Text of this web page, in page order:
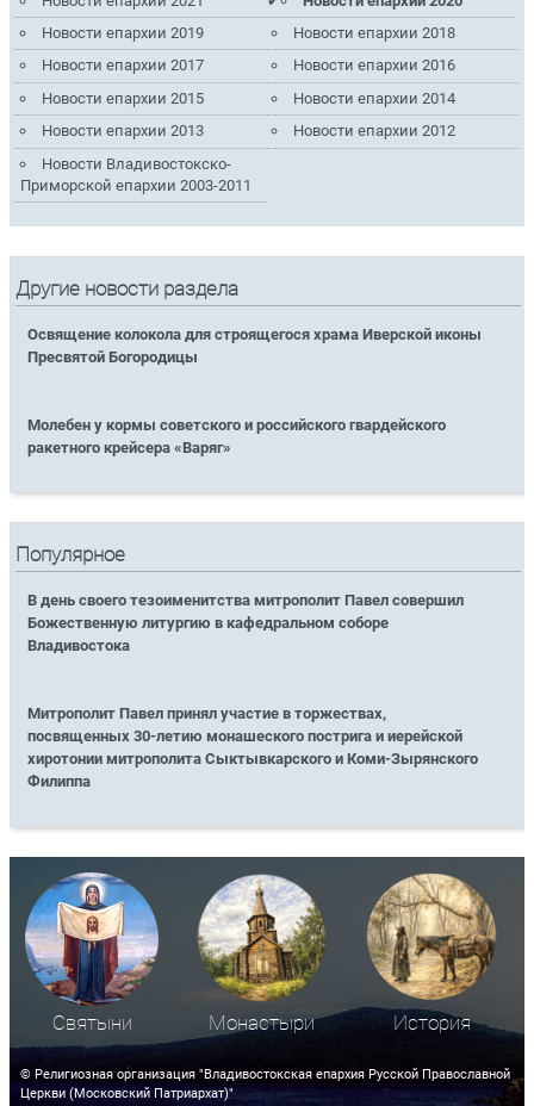
Новости епархии 2019
Новости епархии 2018
Новости епархии 2017
Новости епархии 2016
Новости епархии 2015
Новости епархии 2014
Новости епархии 2013
Новости епархии 2012
Новости Владивостокско-
Приморской епархии 2003-2011
Другие новости раздела
Освящение колокола для строящегося храма Иверской иконы
Пресвятой Богородицы
Молебен у кормы советского и российского гвардейского
ракетного крейсера «Варяг»
Популярное
В день своего тезоименитства митрополит Павел совершил
Божественную литургию в кафедральном соборе
Владивостока
Митрополит Павел принял участие в торжествах,
посвященных 30-летию монашеского пострига и иерейской
хиротонии митрополита Сыктывкарского и Коми-Зырянского
Филиппа
Святыни Монастыри История
© Религиозная организация "Владивостокская епархия Русской Православной
Церкви (Московский Патриархат)"